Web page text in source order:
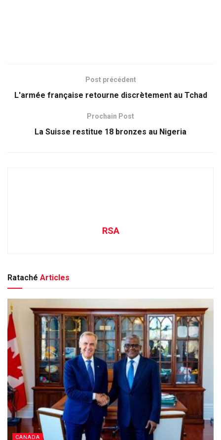
Post précédent
L'armée française retourne discrètement au Tchad
Prochain Post
La Suisse restitue 18 bronzes au Nigeria
RSA
Rataché Articles
CANADA